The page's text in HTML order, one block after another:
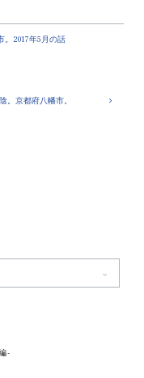
。2017年5月の話
。京都府八幡市。
-